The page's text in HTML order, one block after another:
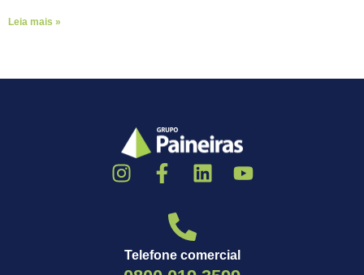
Leia mais »
Telefone comercial